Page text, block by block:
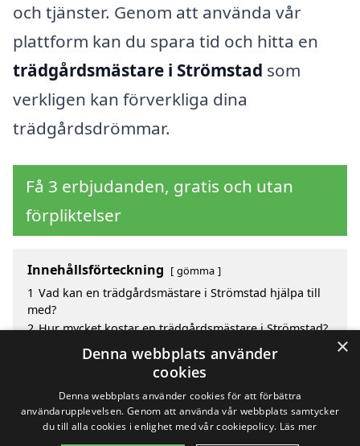
och tjänster. Genom att använda vår
plattform kan du spara tid och hitta en
trädgårdsmästare i Strömstad som
verkligen kan förverkliga dina
trädgårdsdrömmar.
Få 3 erbjudanden, gratis och utan
förpliktelser
Innehållsförteckning gömma
1 Vad kan en trädgårdsmästare i Strömstad hjälpa till
med?
2 Hur mycket kostar en trädgårdsmästare i Strömstad?
Fördelar med att välja trädgårdsmästare i Strömstad
Sök efter en skicklig trädgårdsmästare i de
omgivande städerna Strömstad
×
Denna webbplats använder
cookies
Denna webbplats använder cookies för att förbättra
användarupplevelsen. Genom att använda vår webbplats samtycker
du till alla cookies i enlighet med vår cookiepolicy. Läs mer